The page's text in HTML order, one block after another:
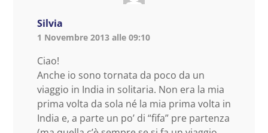
Silvia
1 Novembre 2013 alle 09:10
Ciao!
Anche io sono tornata da poco da un
viaggio in India in solitaria. Non era la mia
prima volta da sola né la mia prima volta in
India e, a parte un po’ di “fifa” pre partenza